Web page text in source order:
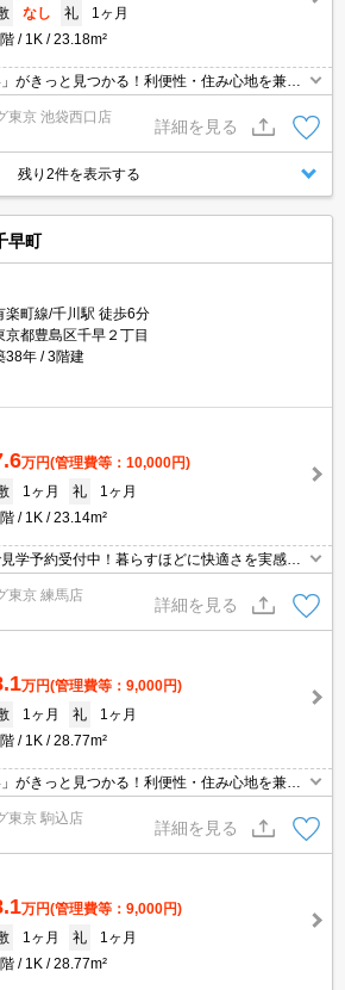
なし 礼
1ヶ月
1K 23.18m²
がきっと見つかる！利便性・住み心地を兼ね
軽にご相談ください。お部屋探しはタウンハ
さい！
東京 池袋西口店
詳細を見る
残り2件を表示する
早町
楽町線/千川駅 徒歩6分
京都豊島区千早２丁目
38年
3階建
万円(管理費等：10,000円)
1ヶ月 礼
1ヶ月
1K 23.14m²
学予約受付中！暮らすほどに快適さを実感で
業施設の多さ！日常の買い物に便利！
東京 練馬店
詳細を見る
万円(管理費等：9,000円)
1ヶ月 礼
1ヶ月
1K 28.77m²
がきっと見つかる！利便性・住み心地を兼ね
軽にご相談ください。お部屋探しはタウンハ
さい！
東京 駒込店
詳細を見る
万円(管理費等：9,000円)
1ヶ月 礼
1ヶ月
1K 28.77m²